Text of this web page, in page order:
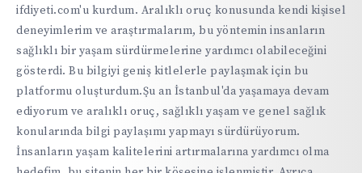
ifdiyeti.com'u kurdum. Aralıklı oruç konusunda kendi kişisel
deneyimlerim ve araştırmalarım, bu yöntemin insanların
sağlıklı bir yaşam sürdürmelerine yardımcı olabileceğini
gösterdi. Bu bilgiyi geniş kitlelerle paylaşmak için bu
platformu oluşturdum.Şu an İstanbul'da yaşamaya devam
ediyorum ve aralıklı oruç, sağlıklı yaşam ve genel sağlık
konularında bilgi paylaşımı yapmayı sürdürüyorum.
İnsanların yaşam kalitelerini artırmalarına yardımcı olma